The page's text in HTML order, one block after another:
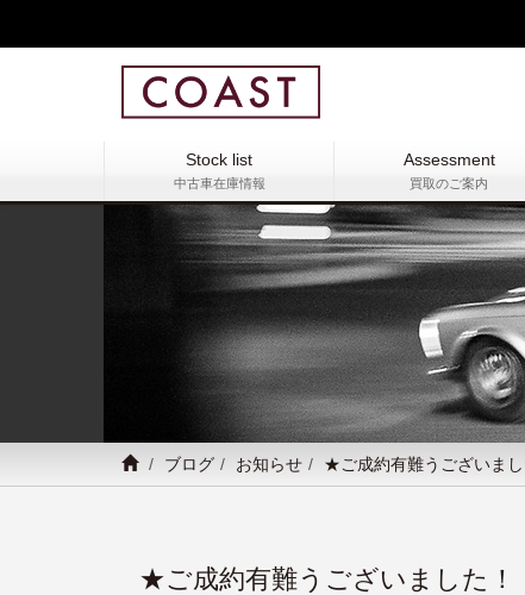
Stock list
中古車在庫情報
Assessment
買取のご案内
ブログ お知らせ ★ご成約有難うございまし
★ご成約有難うございました！